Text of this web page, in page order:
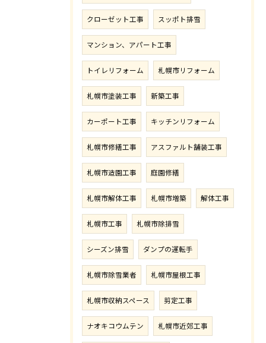
クローゼット工事 スッポト排雪
マンション、アパート工事
トイレリフォーム 札幌市リフォーム
札幌市塗装工事 新築工事
カーポート工事 キッチンリフォーム
札幌市修繕工事 アスファルト舗装工事
札幌市造園工事 庭園修繕
札幌市解体工事 札幌市増築 解体工事
札幌市工事 札幌市除排雪
シーズン排雪 ダンプの運転手
札幌市除雪業者 札幌市屋根工事
札幌市収納スペース 剪定工事
ナオキコウムテン 札幌市近郊工事